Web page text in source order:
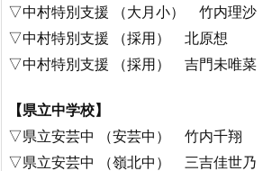
▽中村特別支援 （大月小） 竹内理沙
▽中村特別支援 （採用） 北原想
▽中村特別支援 （採用） 吉門未唯菜
【県立中学校】
▽県立安芸中 （安芸中） 竹内千翔
▽県立安芸中 （嶺北中） 三吉佳世乃